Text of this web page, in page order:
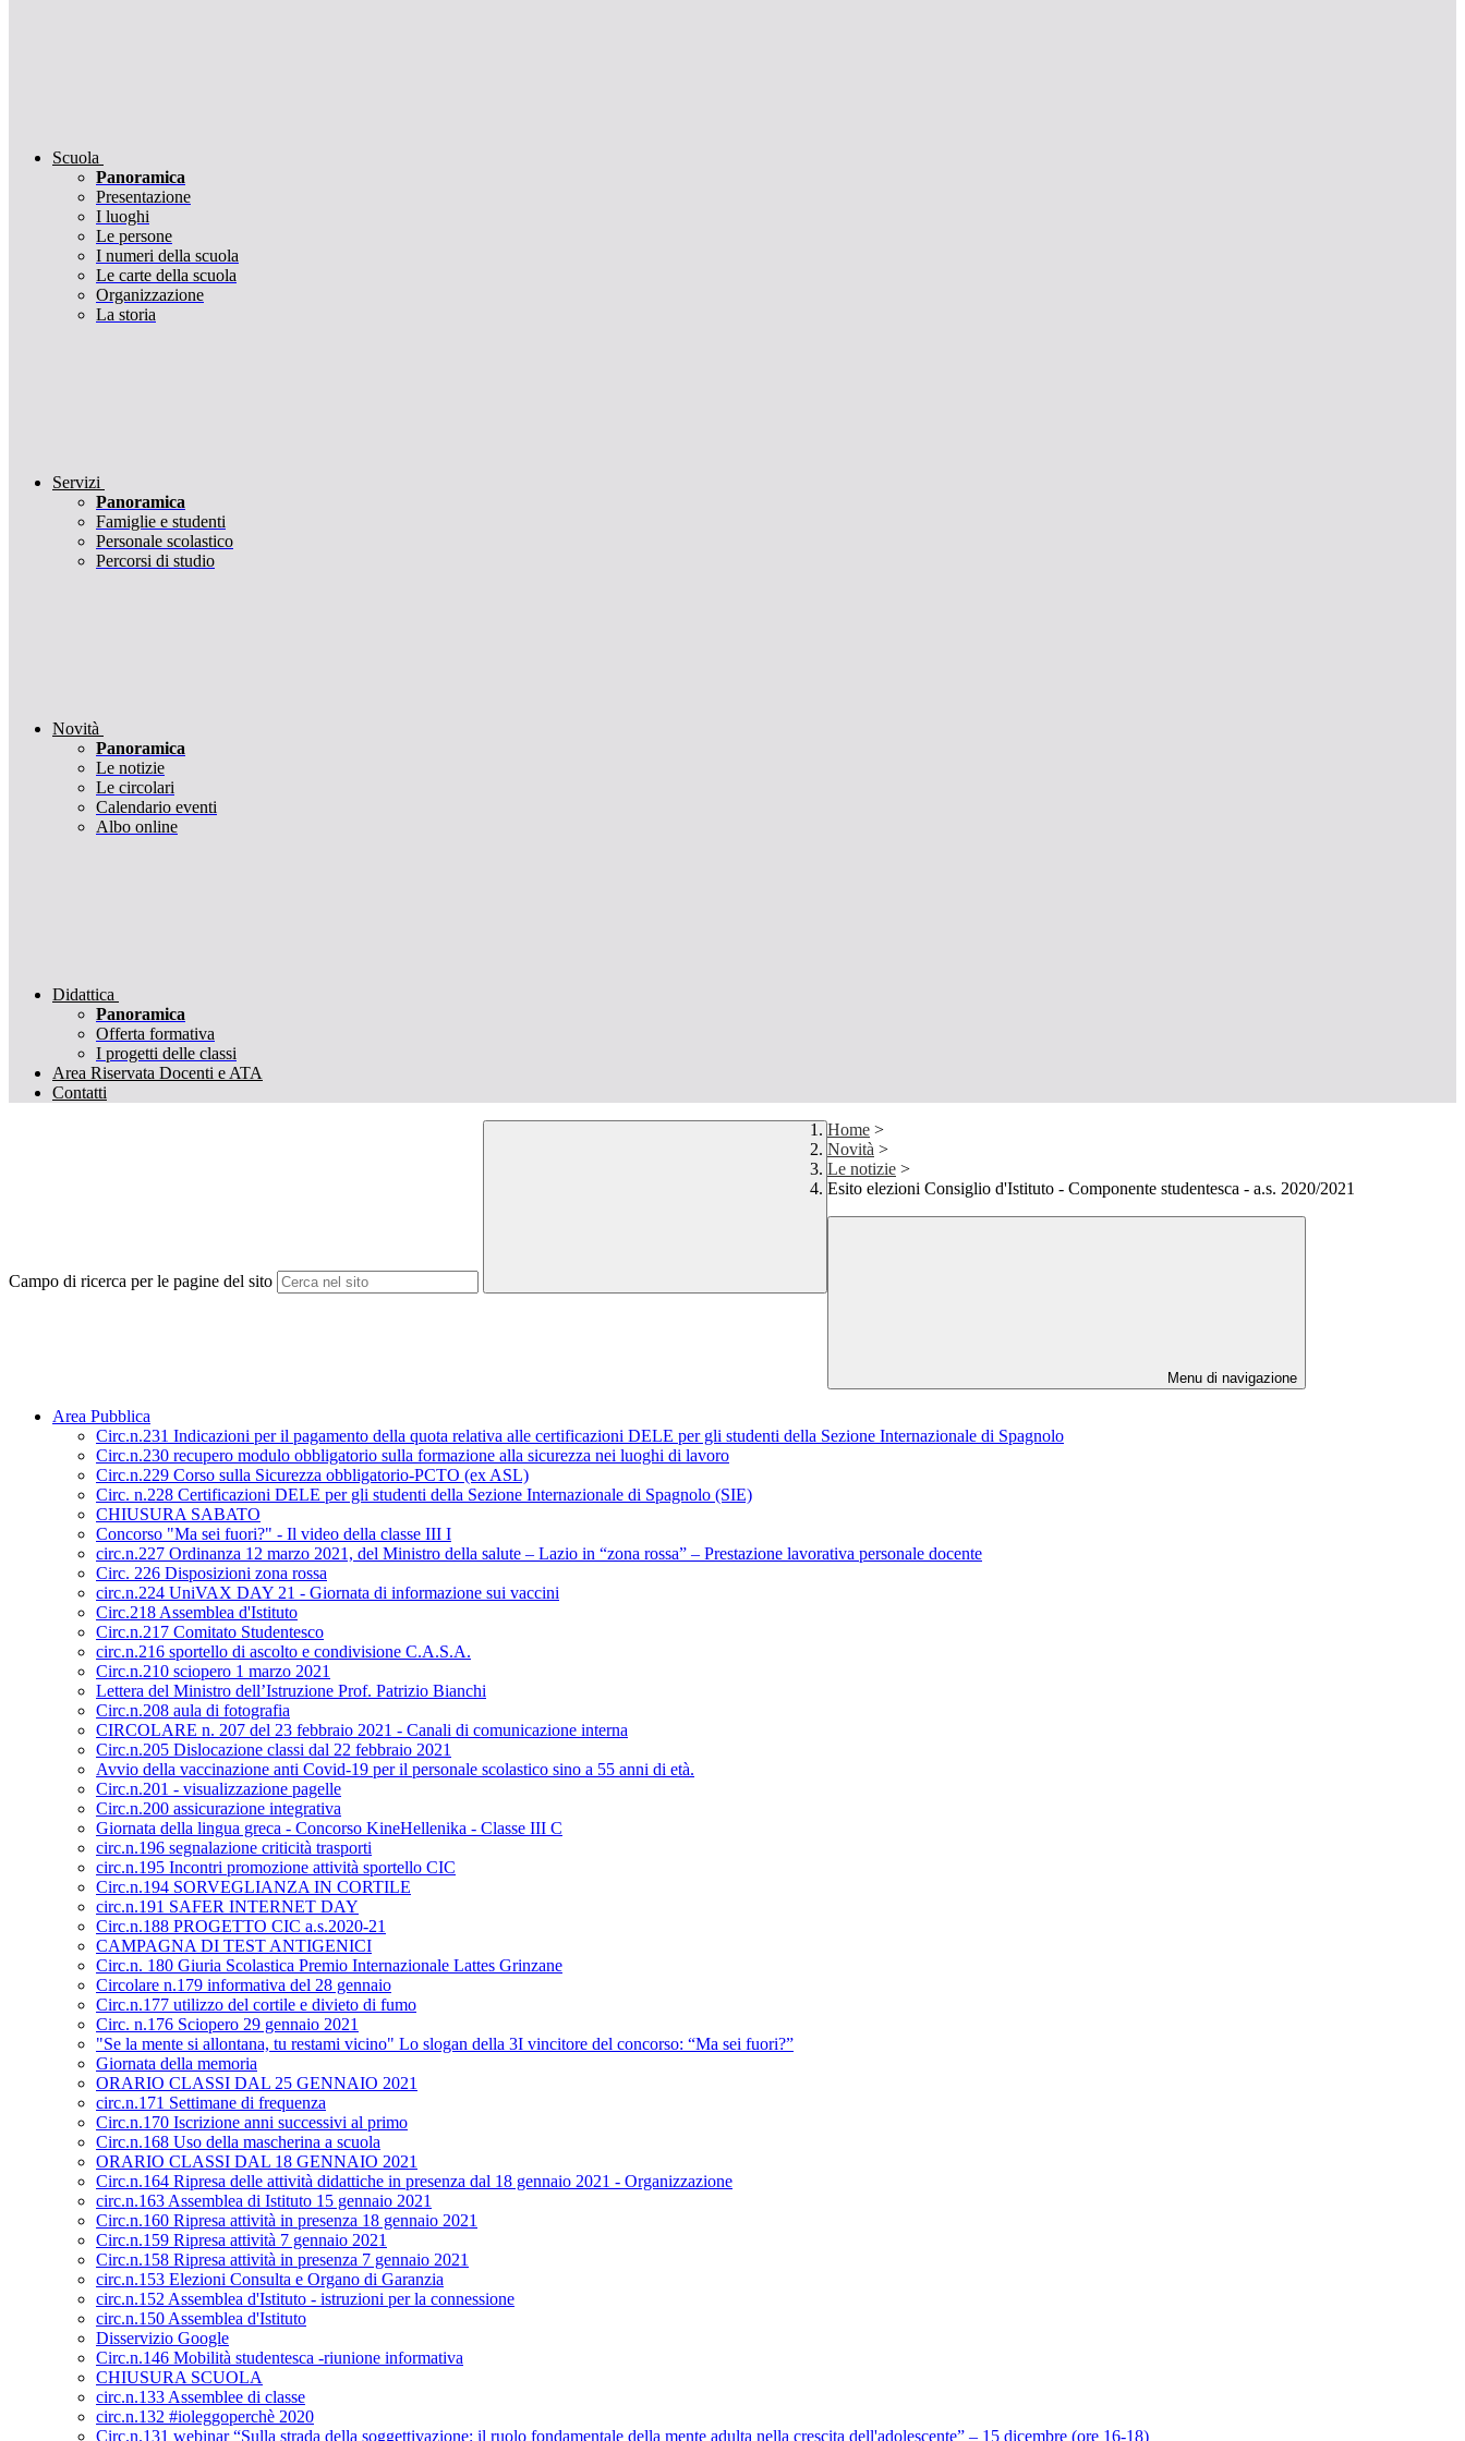
Scuola
Panoramica
Presentazione
I luoghi
Le persone
I numeri della scuola
Le carte della scuola
Organizzazione
La storia
Servizi
Panoramica
Famiglie e studenti
Personale scolastico
Percorsi di studio
Novità
Panoramica
Le notizie
Le circolari
Calendario eventi
Albo online
Didattica
Panoramica
Offerta formativa
I progetti delle classi
Area Riservata Docenti e ATA
Contatti
Campo di ricerca per le pagine del sito
Home >
Novità >
Le notizie >
Esito elezioni Consiglio d'Istituto - Componente studentesca - a.s. 2020/2021
Menu di navigazione
Area Pubblica
Circ.n.231 Indicazioni per il pagamento della quota relativa alle certificazioni DELE per gli studenti della Sezione Internazionale di Spagnolo
Circ.n.230 recupero modulo obbligatorio sulla formazione alla sicurezza nei luoghi di lavoro
Circ.n.229 Corso sulla Sicurezza obbligatorio-PCTO (ex ASL)
Circ. n.228 Certificazioni DELE per gli studenti della Sezione Internazionale di Spagnolo (SIE)
CHIUSURA SABATO
Concorso "Ma sei fuori?" - Il video della classe III I
circ.n.227 Ordinanza 12 marzo 2021, del Ministro della salute – Lazio in “zona rossa” – Prestazione lavorativa personale docente
Circ. 226 Disposizioni zona rossa
circ.n.224 UniVAX DAY 21 - Giornata di informazione sui vaccini
Circ.218 Assemblea d'Istituto
Circ.n.217 Comitato Studentesco
circ.n.216 sportello di ascolto e condivisione C.A.S.A.
Circ.n.210 sciopero 1 marzo 2021
Lettera del Ministro dell’Istruzione Prof. Patrizio Bianchi
Circ.n.208 aula di fotografia
CIRCOLARE n. 207 del 23 febbraio 2021 - Canali di comunicazione interna
Circ.n.205 Dislocazione classi dal 22 febbraio 2021
Avvio della vaccinazione anti Covid-19 per il personale scolastico sino a 55 anni di età.
Circ.n.201 - visualizzazione pagelle
Circ.n.200 assicurazione integrativa
Giornata della lingua greca - Concorso KineHellenika - Classe III C
circ.n.196 segnalazione criticità trasporti
circ.n.195 Incontri promozione attività sportello CIC
Circ.n.194 SORVEGLIANZA IN CORTILE
circ.n.191 SAFER INTERNET DAY
Circ.n.188 PROGETTO CIC a.s.2020-21
CAMPAGNA DI TEST ANTIGENICI
Circ.n. 180 Giuria Scolastica Premio Internazionale Lattes Grinzane
Circolare n.179 informativa del 28 gennaio
Circ.n.177 utilizzo del cortile e divieto di fumo
Circ. n.176 Sciopero 29 gennaio 2021
"Se la mente si allontana, tu restami vicino" Lo slogan della 3I vincitore del concorso: “Ma sei fuori?”
Giornata della memoria
ORARIO CLASSI DAL 25 GENNAIO 2021
circ.n.171 Settimane di frequenza
Circ.n.170 Iscrizione anni successivi al primo
Circ.n.168 Uso della mascherina a scuola
ORARIO CLASSI DAL 18 GENNAIO 2021
Circ.n.164 Ripresa delle attività didattiche in presenza dal 18 gennaio 2021 - Organizzazione
circ.n.163 Assemblea di Istituto 15 gennaio 2021
Circ.n.160 Ripresa attività in presenza 18 gennaio 2021
Circ.n.159 Ripresa attività 7 gennaio 2021
Circ.n.158 Ripresa attività in presenza 7 gennaio 2021
circ.n.153 Elezioni Consulta e Organo di Garanzia
circ.n.152 Assemblea d'Istituto - istruzioni per la connessione
circ.n.150 Assemblea d'Istituto
Disservizio Google
Circ.n.146 Mobilità studentesca -riunione informativa
CHIUSURA SCUOLA
circ.n.133 Assemblee di classe
circ.n.132 #ioleggoperchè 2020
Circ.n.131 webinar “Sulla strada della soggettivazione: il ruolo fondamentale della mente adulta nella crescita dell'adolescente” – 15 dicembre (ore 16-18)